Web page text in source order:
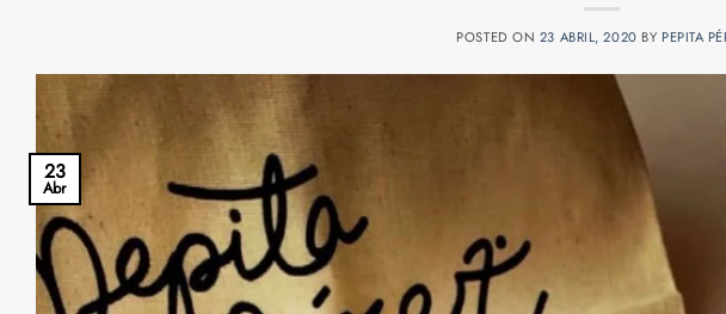
POSTED ON 23 ABRIL, 2020 BY PEPITA
23
Abr